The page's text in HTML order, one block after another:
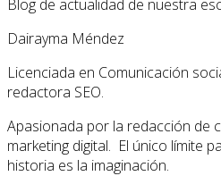
Blog de actualidad de nuestra
Dairayma Méndez
Licenciada en Comunicación
redactora SEO.
Apasionada por la redacción de
marketing digital. El único límite
historia es la imaginación.